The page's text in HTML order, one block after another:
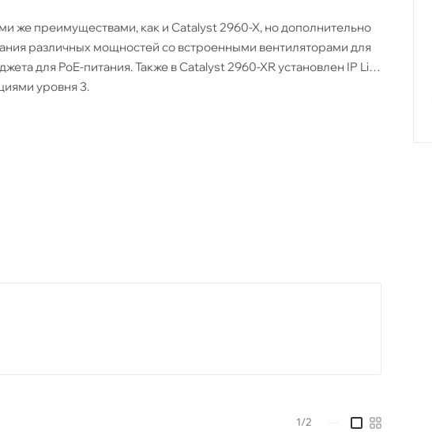
же преимуществами, как и Catalyst 2960-X, но дополнительно
различных мощностей со встроенными вентиляторами для
для PoE-питания. Также в Catalyst 2960-XR установлен IP Lite
уровня 3.
1/2